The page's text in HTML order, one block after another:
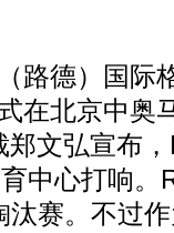
德）国际
在北京中奥
文弘宣布
中心打响。
赛。不过